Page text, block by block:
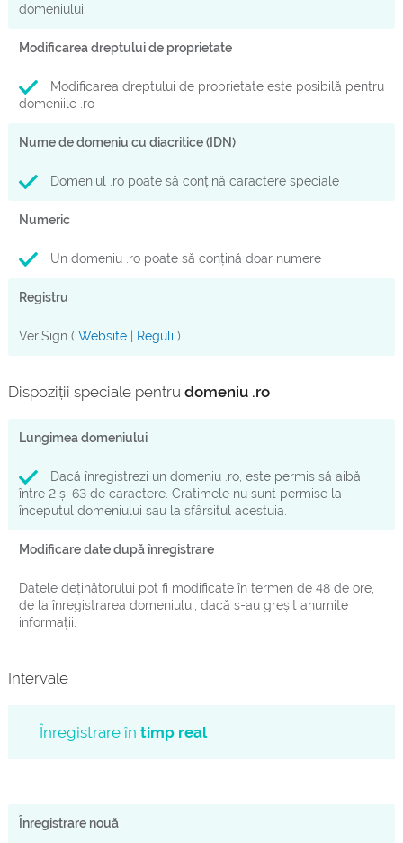
domeniului.
Modificarea dreptului de proprietate
Modificarea dreptului de proprietate este posibilă pentru
domeniile .ro
Nume de domeniu cu diacritice (IDN)
Domeniul .ro poate să conțină caractere speciale
Numeric
Un domeniu .ro poate să conțină doar numere
Registru
VeriSign ( Website| Reguli )
Dispoziții speciale pentru domeniu .ro
Lungimea domeniului
Dacă înregistrezi un domeniu .ro, este permis să aibă
între 2 și 63 de caractere. Cratimele nu sunt permise la
începutul domeniului sau la sfârșitul acestuia.
Modificare date după înregistrare
Datele deținătorului pot fi modificate în termen de 48 de ore,
de la înregistrarea domeniului, dacă s-au greșit anumite
informații.
Intervale
Înregistrare în timp real
Înregistrare nouă